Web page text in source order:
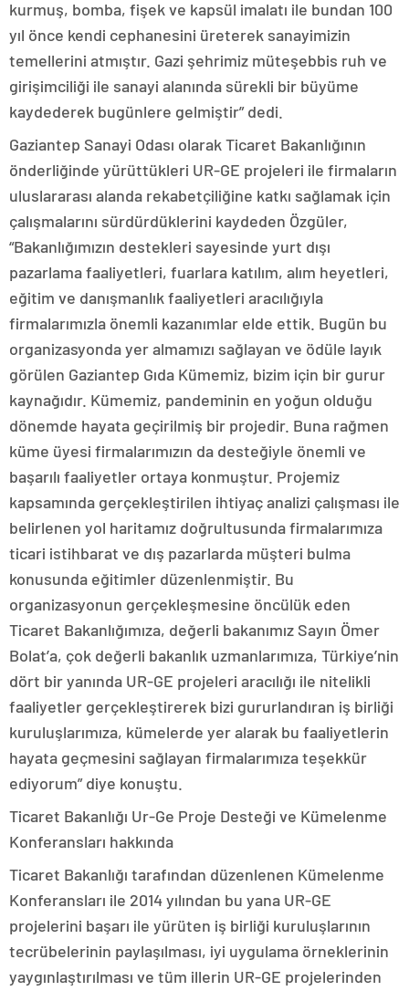
kurmuş, bomba, fişek ve kapsül imalatı ile bundan 100
yıl önce kendi cephanesini üreterek sanayimizin
temellerini atmıştır. Gazi şehrimiz müteşebbis ruh ve
girişimciliği ile sanayi alanında sürekli bir büyüme
kaydederek bugünlere gelmiştir” dedi.
Gaziantep Sanayi Odası olarak Ticaret Bakanlığının
önderliğinde yürüttükleri UR-GE projeleri ile firmaların
uluslararası alanda rekabetçiliğine katkı sağlamak için
çalışmalarını sürdürdüklerini kaydeden Özgüler,
“Bakanlığımızın destekleri sayesinde yurt dışı
pazarlama faaliyetleri, fuarlara katılım, alım heyetleri,
eğitim ve danışmanlık faaliyetleri aracılığıyla
firmalarımızla önemli kazanımlar elde ettik. Bugün bu
organizasyonda yer almamızı sağlayan ve ödüle layık
görülen Gaziantep Gıda Kümemiz, bizim için bir gurur
kaynağıdır. Kümemiz, pandeminin en yoğun olduğu
dönemde hayata geçirilmiş bir projedir. Buna rağmen
küme üyesi firmalarımızın da desteğiyle önemli ve
başarılı faaliyetler ortaya konmuştur. Projemiz
kapsamında gerçekleştirilen ihtiyaç analizi çalışması ile
belirlenen yol haritamız doğrultusunda firmalarımıza
ticari istihbarat ve dış pazarlarda müşteri bulma
konusunda eğitimler düzenlenmiştir. Bu
organizasyonun gerçekleşmesine öncülük eden
Ticaret Bakanlığımıza, değerli bakanımız Sayın Ömer
Bolat’a, çok değerli bakanlık uzmanlarımıza, Türkiye’nin
dört bir yanında UR-GE projeleri aracılığı ile nitelikli
faaliyetler gerçekleştirerek bizi gururlandıran iş birliği
kuruluşlarımıza, kümelerde yer alarak bu faaliyetlerin
hayata geçmesini sağlayan firmalarımıza teşekkür
ediyorum” diye konuştu.
Ticaret Bakanlığı Ur-Ge Proje Desteği ve Kümelenme
Konferansları hakkında
Ticaret Bakanlığı tarafından düzenlenen Kümelenme
Konferansları ile 2014 yılından bu yana UR-GE
projelerini başarı ile yürüten iş birliği kuruluşlarının
tecrübelerinin paylaşılması, iyi uygulama örneklerinin
yaygınlaştırılması ve tüm illerin UR-GE projelerinden